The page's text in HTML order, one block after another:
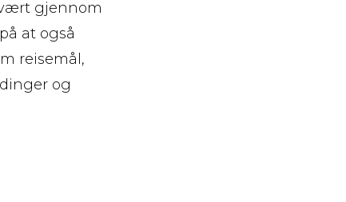
gjennom
at også
reisemål,
og